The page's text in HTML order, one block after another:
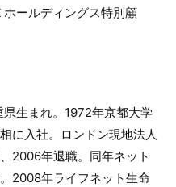
ールディングス特別顧
生まれ。1972年京都大学
に入社。ロンドン現地法人
2006年退職。同年ネット
2008年ライフネット生命